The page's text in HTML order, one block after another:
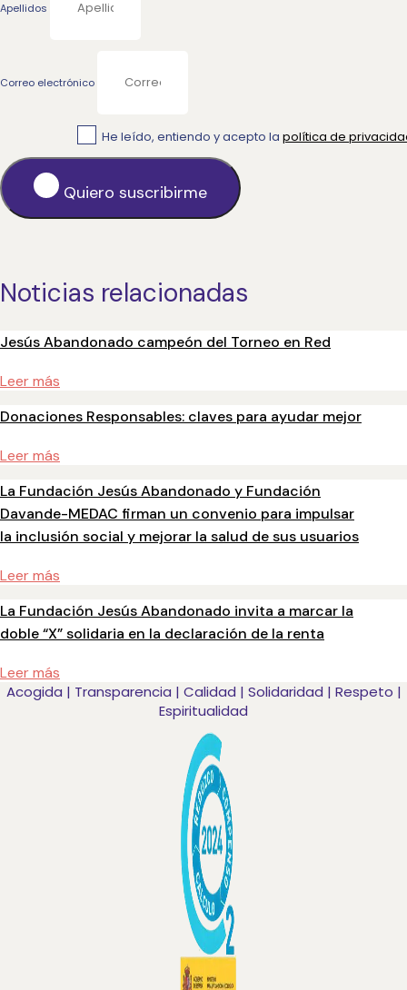
Apellidos
Correo electrónico
He leído, entiendo y acepto la política de
Quiero suscribirme
Noticias relacionadas
Jesús Abandonado campeón del Torneo en Red
Leer más
Donaciones Responsables: claves para ayudar mejor
Leer más
La Fundación Jesús Abandonado y Fundación
Davande-MEDAC firman un convenio para impulsar
la inclusión social y mejorar la salud de sus usuarios
Leer más
La Fundación Jesús Abandonado invita a marcar la
doble “X” solidaria en la declaración de la renta
Leer más
Acogida | Transparencia | Calidad | Solidaridad | Respeto |
Espiritualidad